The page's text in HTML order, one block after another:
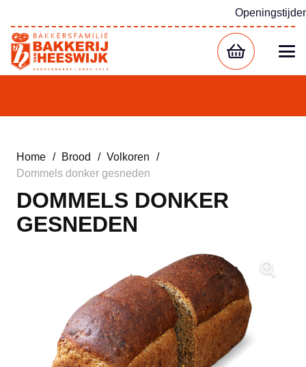
Home / Brood / Volkoren
/
Dommels donker gesneden
DOMMELS DONKER
GESNEDEN